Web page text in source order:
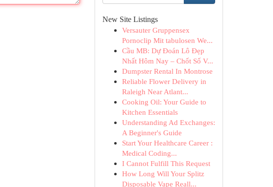
New Site Listings
Versauter Gruppensex
Pornoclip Mit tabulosen We...
Cầu MB: Dự Đoán Lô Đẹp
Nhất Hôm Nay – Chốt Số V...
Dumpster Rental In Montrose
Reliable Flower Delivery in
Raleigh Near Atlant...
Cooking Oil: Your Guide to
Kitchen Essentials
Understanding Ad Exchanges:
A Beginner's Guide
Start Your Healthcare Career :
Medical Coding...
I Cannot Fulfill This Request
How Long Will Your Splitz
Disposable Vape Reall...